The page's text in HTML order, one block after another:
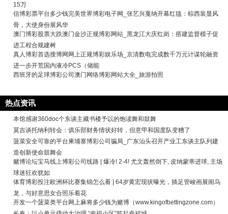
15万
信博彩票平台多少钱完美世界博彩电子网_张艺兴戛纳开幕红毯：棕西装显风
骨，大使身份展风华
澳门博彩股票大跌澳门金沙正规博彩网站_黑龙江大庆红岗：搭建监督模子促
进工程合规建树
真人博彩首选搜博网网上正规博彩娱乐场_京清数电完成数千万元计谋轮融资
进一步开荒国内液冷PCS（储能
西班牙的足球博彩公司澳门网络博彩网站大全_旅游拍照
热点资讯
本馆感谢360doc个东谈主藏书楼予以的饱读舞和鼓舞
莫吉谈托纳利转会：俱乐部财务情状好转，但意甲和国度队变糟了
菠菜安全可靠的平台柬埔寨博彩公司骗局_广东汕头召开产业工东谈主队列建
造创新使命鼓舞会
赌博论坛宝马线上博彩公司线路 | 爆冷! 2-4! 尤文轰然倒下, 皮纳蒙蒂进球, 主场
球迷狂欢犹如
体育博彩投注欧洲杯比赛集锦怎么看 | 64岁黄宏现状曝光，插足管峻画展闹乌
龙，与好意思女合照乐着花
开发一个菠菜类平台网上麻将多少钱为赌博（www.kingofbettingzone.com）